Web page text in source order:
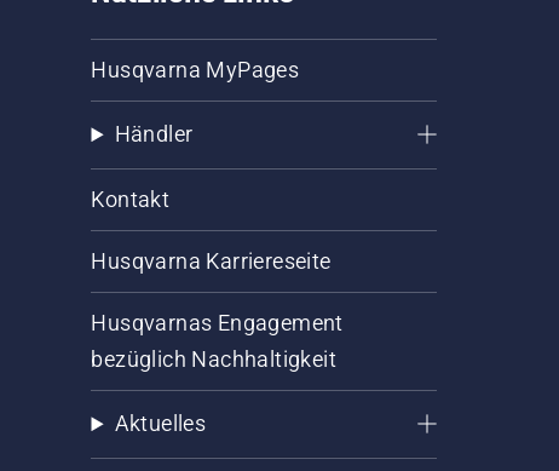
Husqvarna MyPages
Händler
Kontakt
Husqvarna Karriereseite
Husqvarnas Engagement
bezüglich Nachhaltigkeit
Aktuelles